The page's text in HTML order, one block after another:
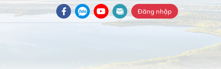
Đăng nhập